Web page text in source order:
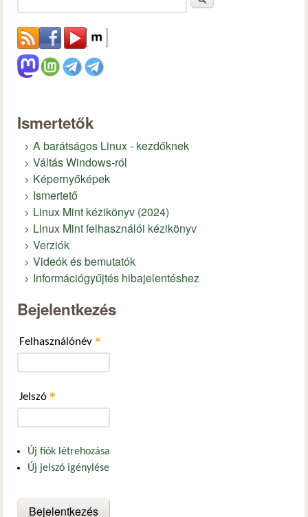
Ismertetők
A barátságos Linux - kezdőknek
Váltás Windows-ról
Képernyőképek
Ismertető
Linux Mint kézikönyv (2024)
Linux Mint felhasználói kézikönyv
Verziók
Videók és bemutatók
Információgyűjtés hibajelentéshez
Bejelentkezés
Felhasználónév *
Jelszó *
Új fiók létrehozása
Új jelszó igénylése